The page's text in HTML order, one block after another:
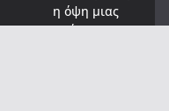
η όψη μιας
από τις τρεις